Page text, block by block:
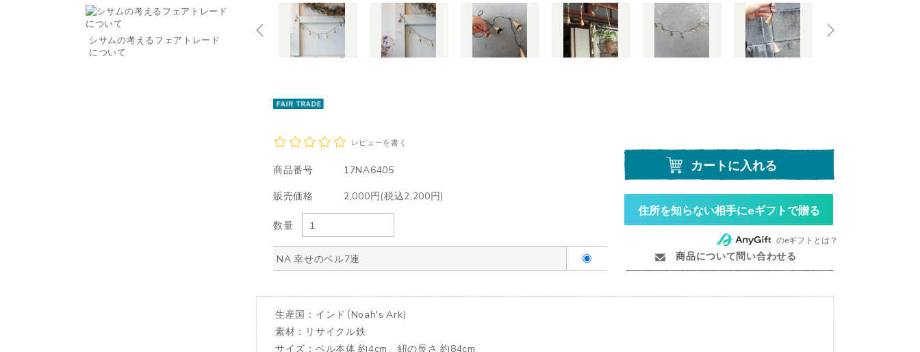
レビューを書く
商品番号
17NA6405
販売価格
2,000円(税込2,200円)
数量
NA 幸せのベル7連
カートに入れる
住所を知らない相手にeギフトで贈る
のeギフトとは？
商品について問い合わせる
生産国：インド（Noah's Ark)
素材：リサイクル鉄
サイズ：ベル本体 約4cm、紐の長さ 約84cm
シサムの考えるフェアトレード
について